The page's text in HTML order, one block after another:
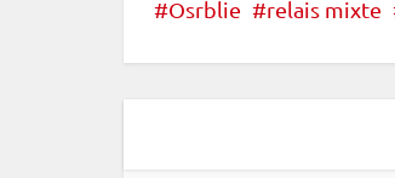
Osrblie relais mixte